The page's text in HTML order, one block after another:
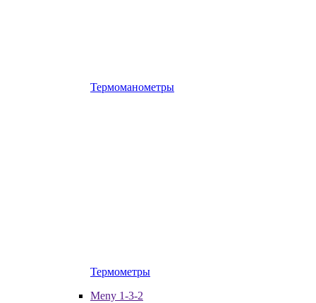
Термоманометры
Термометры
Meny 1-3-2